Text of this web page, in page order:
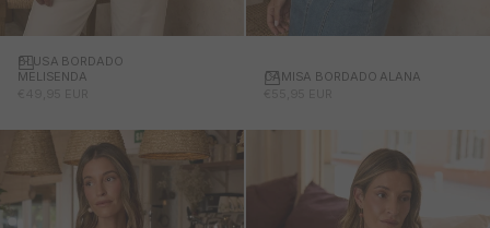
BLUSA BORDADO
MELISENDA
CAMISA BORDADO ALANA